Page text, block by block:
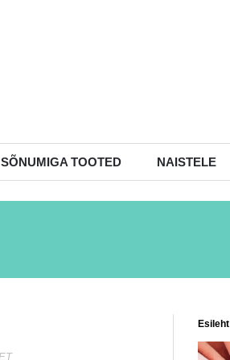
SÕNUMIGA TOOTED NAISTELE
Esileht